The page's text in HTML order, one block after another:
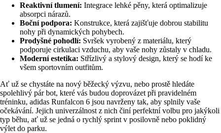
Reaktivní tlumení: Integrace lehké pěny, která optimalizuje
absorpci nárazů.
Boční podpora: Konstrukce, která zajišťuje dobrou stabilitu
nohy při dynamických pohybech.
Prodyšné pohodlí: Svršek vyrobený z materiálu, který
podporuje cirkulaci vzduchu, aby vaše nohy zůstaly v chladu.
Moderní estetika: Střízlivý a stylový design, který se hodí ke
všem sportovním outfitům.
Ať už se chystáte na nový běžecký výzvu, nebo prostě hledáte
spolehlivý pár bot, které vás budou doprovázet při pravidelném
tréninku, adidas Runfalcon 6 jsou navrženy tak, aby splnily vaše
očekávání. Jejich univerzálnost z nich činí perfektní volbu pro jakýkoli
typ běhu, ať už se jedná o rychlý sprint v posilovně nebo poklidný
výlet do parku.